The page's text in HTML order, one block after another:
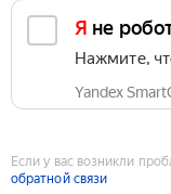
Я не
Нажмите,
Yandex
Если у вас возникли
обратной связи